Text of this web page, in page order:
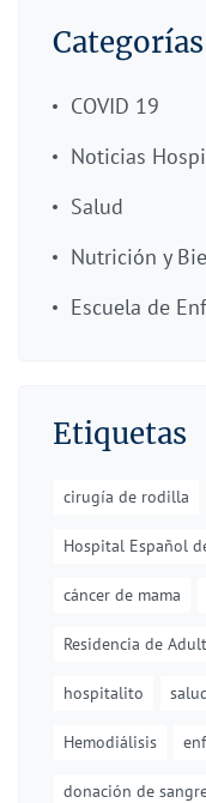
Categorías
COVID 19
Noticias
Salud
Nutrición y
Escuela de
Etiquetas
cirugía de rodilla
Hospital Español
cáncer de mama
Residencia de
hospitalito
Hemodiálisis
donación de